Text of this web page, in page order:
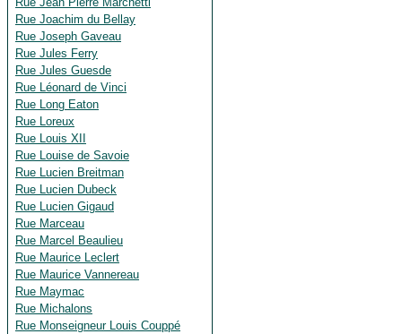
Rue Joachim du Bellay
Rue Joseph Gaveau
Rue Jules Ferry
Rue Jules Guesde
Rue Léonard de Vinci
Rue Long Eaton
Rue Loreux
Rue Louis XII
Rue Louise de Savoie
Rue Lucien Breitman
Rue Lucien Dubeck
Rue Lucien Gigaud
Rue Marceau
Rue Marcel Beaulieu
Rue Maurice Leclert
Rue Maurice Vannereau
Rue Maymac
Rue Michalons
Rue Monseigneur Louis Couppé